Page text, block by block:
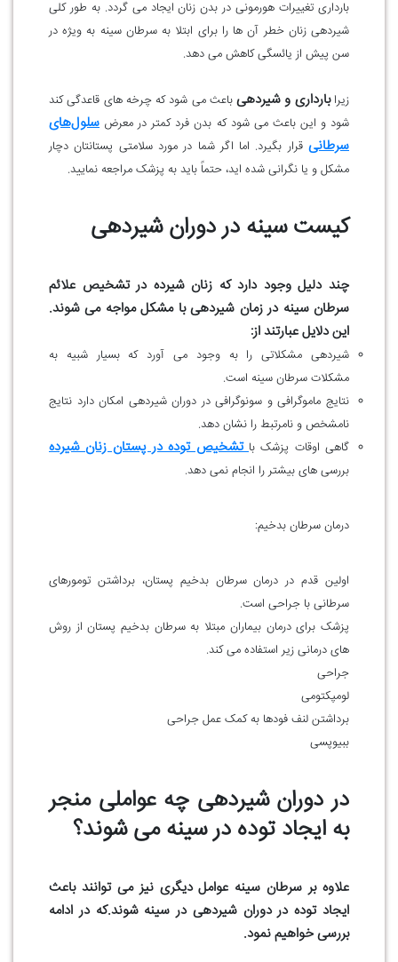
بارداری تغییرات هورمونی در بدن زنان ایجاد می گردد. به طور کلی
شیردهی زنان خطر آن ها را برای ابتلا به سرطان سینه به ویژه در
سن پیش از یائسگی کاهش می دهد.
زیرا بارداری و شیردهیباعث می شود که چرخه های قاعدگی کند
شود و این باعث می شود که بدن فرد کمتر در معرض سلول‌های
سرطانی قرار بگیرد. اما اگر شما در مورد سلامتی پستانتان دچار
مشکل و یا نگرانی شده اید، حتماً باید به پزشک مراجعه نمایید.
کیست سینه در دوران شیردهی
چند دلیل وجود دارد که زنان شیرده در تشخیص علائم
سرطان سینه در زمان شیردهی با مشکل مواجه می شوند.
این دلایل عبارتند از:
شیردهی مشکلاتی را به وجود می آورد که بسیار شبیه به
مشکلات سرطان سینه است.
نتایج ماموگرافی و سونوگرافی در دوران شیردهی امکان دارد نتایج
نامشخص و نامرتبط را نشان دهد.
گاهی اوقات پزشک باتشخیص توده در پستان زنان شیرده
بررسی های بیشتر را انجام نمی دهد.
درمان سرطان بدخیم:
اولین قدم در درمان سرطان بدخیم پستان، برداشتن تومورهای
سرطانی با جراحی است.
پزشک برای درمان بیماران مبتلا به سرطان بدخیم پستان از روش
های درمانی زیر استفاده می کند.
جراحی
لومپکتومی
برداشتن لنف فودها به کمک عمل جراحی
ببیوپسی
در دوران شیردهی چه عواملی منجر
به ایجاد توده در سینه می شوند؟
علاوه بر سرطان سینه عوامل دیگری نیز می توانند باعث
ایجاد توده در دوران شیردهی در سینه شوند.که در ادامه
بررسی خواهیم نمود.